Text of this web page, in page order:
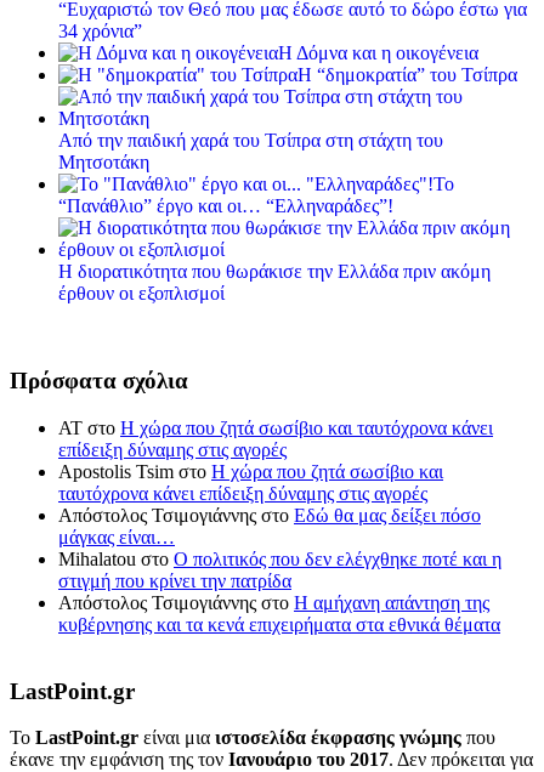
“Ευχαριστώ τον Θεό που μας έδωσε αυτό το δώρο έστω για
34 χρόνια”
Η Δόμνα και η οικογένεια
Η “δημοκρατία” του Τσίπρα
Από την παιδική χαρά του Τσίπρα στη στάχτη του
Μητσοτάκη
Το
“Πανάθλιο” έργο και οι… “Ελληναράδες”!
Η διορατικότητα που θωράκισε την Ελλάδα πριν ακόμη
έρθουν οι εξοπλισμοί
Πρόσφατα σχόλια
ΑΤ στο Η χώρα που ζητά σωσίβιο και ταυτόχρονα κάνει
επίδειξη δύναμης στις αγορές
Apostolis Tsim στο Η χώρα που ζητά σωσίβιο και
ταυτόχρονα κάνει επίδειξη δύναμης στις αγορές
Απόστολος Τσιμογιάννης στο Εδώ θα μας δείξει πόσο
μάγκας είναι…
Mihalatou στο Ο πολιτικός που δεν ελέγχθηκε ποτέ και η
στιγμή που κρίνει την πατρίδα
Απόστολος Τσιμογιάννης στο Η αμήχανη απάντηση της
κυβέρνησης και τα κενά επιχειρήματα στα εθνικά θέματα
LastPoint.gr
To LastPoint.gr είναι μια ιστοσελίδα έκφρασης γνώμης που
έκανε την εμφάνιση της τον Ιανουάριο του 2017. Δεν πρόκειται για